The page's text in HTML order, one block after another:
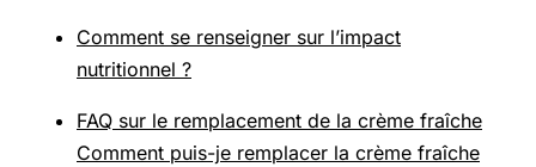
Comment se renseigner sur l’impact
nutritionnel ?
FAQ sur le remplacement de la crème fraîche
Comment puis-je remplacer la crème fraîche